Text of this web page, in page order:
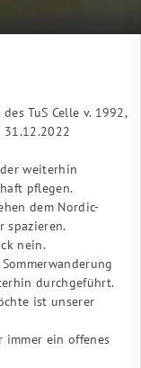
TuS Celle v. 1992,
weiterhin
pflegen.
dem Nordic-
spazieren.
nein.
durchgeführt.
ist unserer
immer ein offenes